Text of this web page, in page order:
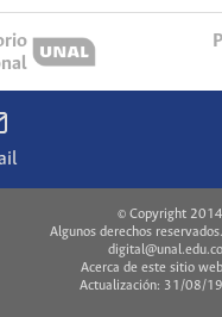
© Copyright 2014
Algunos derechos reservados.
digital@unal.edu.co
Acerca de este sitio web
Actualización: 31/08/19